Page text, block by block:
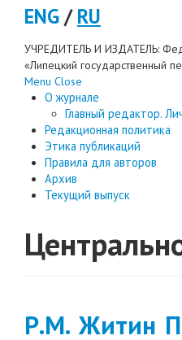
ENG/RU
УЧРЕДИТЕЛЬ И ИЗДАТЕЛЬ:
«Липецкий государственный
Menu Close
О журнале
Главный редактор.
Редакционная политика
Этика публикаций
Правила для авторов
Архив
Текущий выпуск
Р.М. Житин